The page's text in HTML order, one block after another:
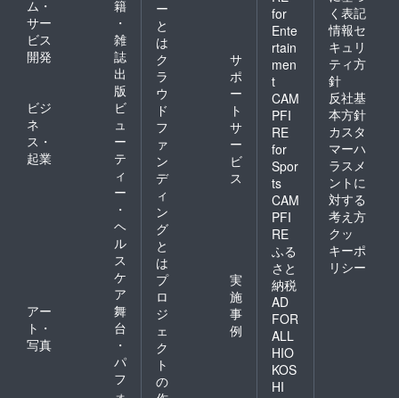
ム・
サー
ビス
開発
籍
・
雑
誌
出
版
ビジ
ネ
ス・
起業
ビ
ュ
ー
テ
ィ
ー
・
ヘ
ル
ス
ケ
ア
アー
ト・
写真
舞
台
・
パ
フ
ー
と
は
ク
ラ
ウ
ド
フ
ァ
ン
デ
ィ
ン
グ
と
は
サ
ポ
ー
ト
サ
ー
ビ
ス
プ
ロ
ジ
ェ
ク
ト
の
実
施
事
例
for
Ente
rtain
men
t
CAM
PFI
RE
for
Spor
ts
CAM
PFI
RE
ふる
さと
納税
AD
FOR
ALL
HIO
KOS
HI
く表記
情報セ
キュリ
ティ方
針
反社基
本方針
カスタ
マーハ
ラスメ
ントに
対する
考え方
クッ
キーポ
リシー